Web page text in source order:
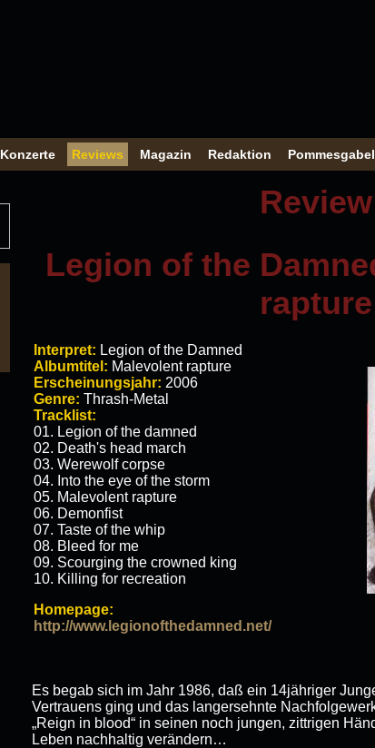
Konzerte Reviews Magazin Redaktion Pommesgabel
Review
Legion of the
rapture
Interpret: Legion of the Damned
Albumtitel: Malevolent rapture
Erscheinungsjahr: 2006
Genre: Thrash-Metal
Tracklist:
01. Legion of the damned
02. Death's head march
03. Werewolf corpse
04. Into the eye of the storm
05. Malevolent rapture
06. Demonfist
07. Taste of the whip
08. Bleed for me
09. Scourging the crowned king
10. Killing for recreation
Homepage:
http://www.legionofthedamned.net/
Es begab sich im Jahr 1986, daß ein 14jähriger
Vertrauens ging und das langersehnte
„Reign in blood“ in seinen noch jungen, zittrigen
Leben nachhaltig verändern…